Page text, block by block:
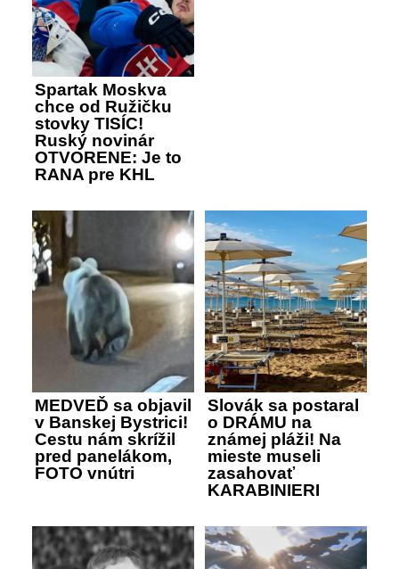
Spartak Moskva
chce od Ružičku
stovky TISÍC!
Ruský novinár
OTVORENE: Je to
RANA pre KHL
MEDVEĎ sa objavil
v Banskej Bystrici!
Cestu nám skrížil
pred panelákom,
FOTO vnútri
Slovák sa postaral
o DRÁMU na
známej pláži! Na
mieste museli
zasahovať
KARABINIERI